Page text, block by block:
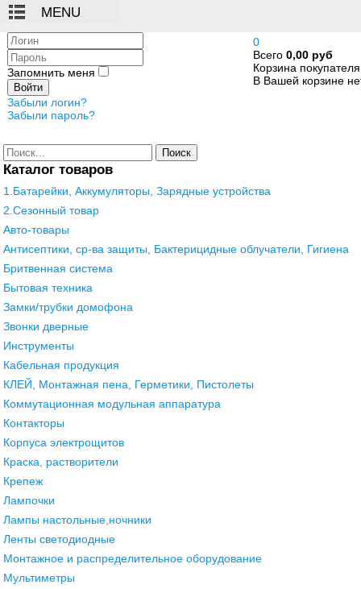
0
Всего 0,00 руб
Корзина покупателя
В Вашей корзине
Логин
Пароль
Запомнить меня
Войти
Забыли логин?
Забыли пароль?
Поиск
Каталог товаров
1.Батарейки, Аккумуляторы, Зарядные устройства
2.Сезонный товар
Авто-товары
Антисептики, ср-ва защиты, Бактерицидные облучатели, Гигиена
Бритвенная система
Бытовая техника
Замки/трубки домофона
Звонки дверные
Инструменты
Кабельная продукция
КЛЕЙ, Монтажная пена, Герметики, Пистолеты
Коммутационная модульная аппаратура
Контакторы
Корпуса электрощитов
Краска, растворители
Крепеж
Лампочки
Лампы настольные,ночники
Ленты светодиодные
Монтажное и распределительное оборудование
Мультиметры